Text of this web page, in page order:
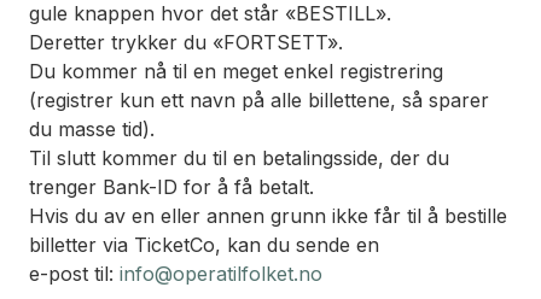
gule knappen hvor det står «BESTILL».
Deretter trykker du «FORTSETT».
Du kommer nå til en meget enkel registrering
(registrer kun ett navn på alle billettene, så sparer
du masse tid).
Til slutt kommer du til en betalingsside, der du
trenger Bank-ID for å få betalt.
Hvis du av en eller annen grunn ikke får til å bestille
billetter via TicketCo, kan du sende en
e-post til: info@operatilfolket.no